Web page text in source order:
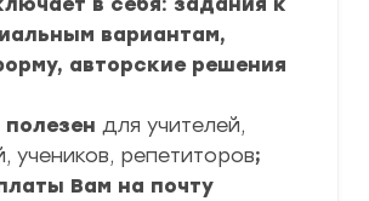
вариантам,
авторские решения
для учителей,
учеников, репетиторов;
Вам на почту